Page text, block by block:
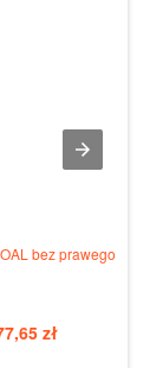
bez prawego
zł